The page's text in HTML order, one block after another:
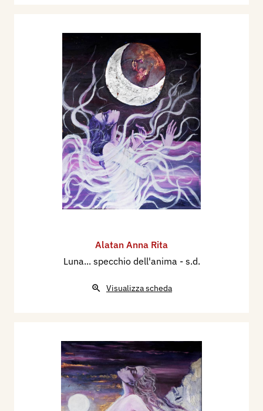
Alatan Anna Rita
Luna... specchio dell'anima - s.d.
Visualizza scheda